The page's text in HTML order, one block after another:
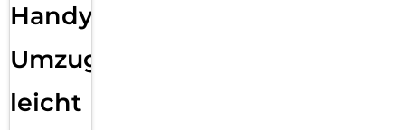
Handy
Umzug
leicht